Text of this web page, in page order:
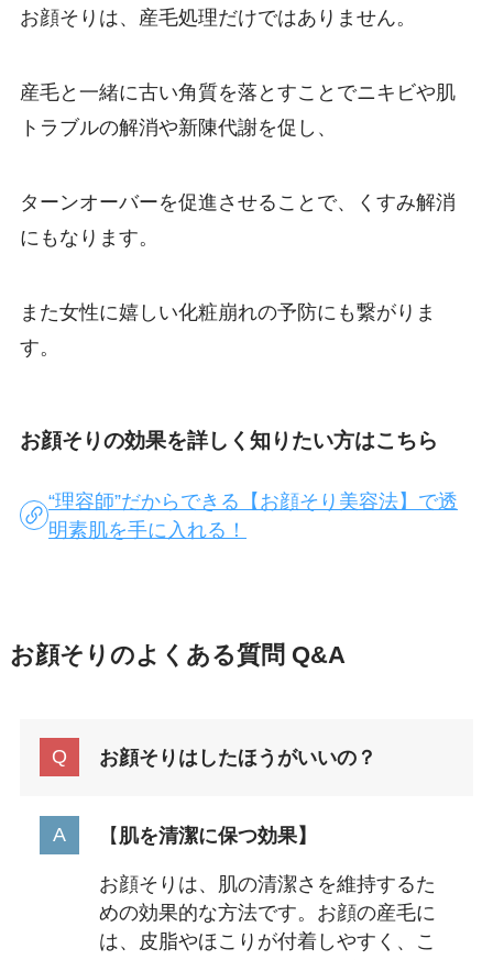
お顔そりは、産毛処理だけではありません。
産毛と一緒に古い角質を落とすことでニキビや肌
トラブルの解消や新陳代謝を促し、
ターンオーバーを促進させることで、くすみ解消
にもなります。
また女性に嬉しい化粧崩れの予防にも繋がりま
す。
お顔そりの効果を詳しく知りたい方はこちら
“理容師”だからできる【お顔そり美容法】で透
明素肌を手に入れる！
お顔そりのよくある質問 Q&A
お顔そりはしたほうがいいの？
【 肌を清潔に保つ効果】
お顔そりは、肌の清潔さを維持するた
めの効果的な方法です。お顔の産毛に
は、皮脂やほこりが付着しやすく、こ